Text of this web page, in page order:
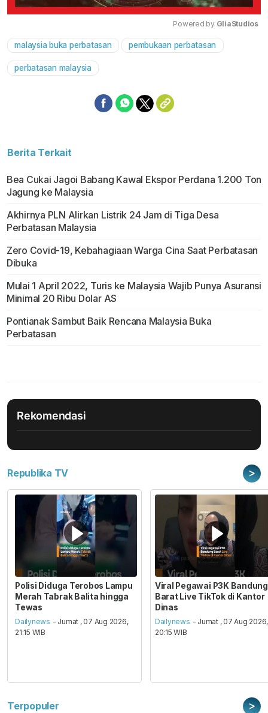
Mute
Powered by GliaStudios
malaysia buka perbatasan pembukaan perbatasan
perbatasan malaysia
Berita Terkait
Bea Cukai Jagoi Babang Kawal Ekspor Perdana 1.200 Ton
Jagung ke Malaysia
Akhirnya PLN Alirkan Listrik 24 Jam di Tiga Desa
Perbatasan Malaysia
Zero Covid-19, Kebahagiaan Warga Cina Saat Perbatasan
Dibuka
Mulai 1 April 2022, Turis ke Malaysia Wajib Punya Asuransi
Minimal 20 Ribu Dolar AS
Pontianak Sambut Baik Rencana Malaysia Buka
Perbatasan
Rekomendasi
Republika TV >
Polisi Diduga Terobos Lampu
Merah Tabrak Balita hingga
Tewas
Dailynews - Jumat , 07 Aug 2026,
21:15 WIB
Viral Pegawai P3K Bandung
Barat Live TikTok di Kantor
Dinas
Dailynews - Jumat , 07 Aug 2026,
20:15 WIB
Terpopuler >